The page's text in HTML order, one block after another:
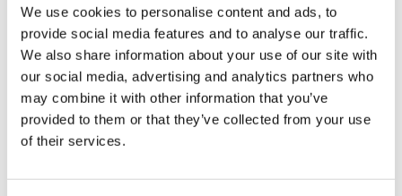
We use cookies to personalise content and ads, to
provide social media features and to analyse our traffic.
We also share information about your use of our site with
our social media, advertising and analytics partners who
may combine it with other information that you’ve
provided to them or that they’ve collected from your use
of their services.
塞尔维亚办公室
黎巴嫩办公室
美国办公室